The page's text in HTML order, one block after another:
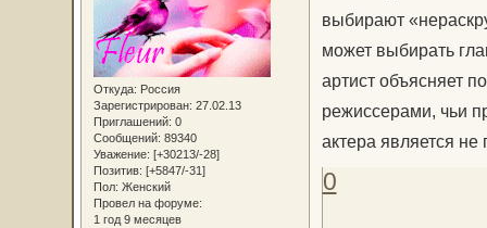
Откуда: Россия
Зарегистрирован: 27.02.13
Приглашений: 0
Сообщений: 89340
Уважение: [+30213/-28]
Позитив: [+5847/-31]
Пол: Женский
Провел на форуме:
1 год 9 месяцев
выбирают
может выбирать
артист объясняет
режиссерами, чьи
актера является
0